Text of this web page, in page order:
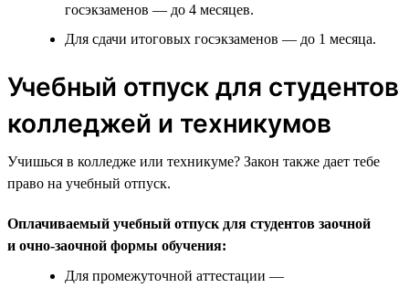
госэкзаменов — до 4 месяцев.
Для сдачи итоговых госэкзаменов — до 1 месяца.
Учебный отпуск для студентов
колледжей и техникумов
Учишься в колледже или техникуме? Закон также дает тебе
право на учебный отпуск.
Оплачиваемый учебный отпуск для студентов заочной
и очно-заочной формы обучения:
Для промежуточной аттестации —